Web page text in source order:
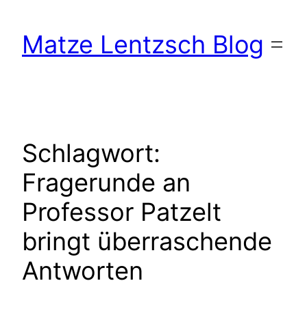
Inhalt
springen
Matze Lentzsch Blog
Schlagwort:
Fragerunde an
Professor Patzelt
bringt überraschende
Antworten